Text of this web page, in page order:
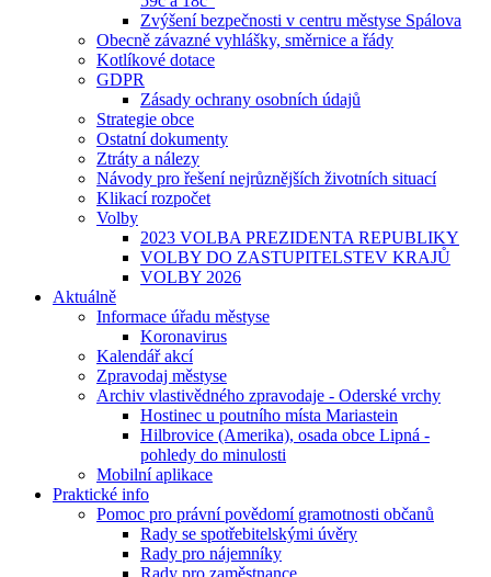
Zvýšení bezpečnosti v centru městyse Spálova
Obecně závazné vyhlášky, směrnice a řády
Kotlíkové dotace
GDPR
Zásady ochrany osobních údajů
Strategie obce
Ostatní dokumenty
Ztráty a nálezy
Návody pro řešení nejrůznějších životních situací
Klikací rozpočet
Volby
2023 VOLBA PREZIDENTA REPUBLIKY
VOLBY DO ZASTUPITELSTEV KRAJŮ
VOLBY 2026
Aktuálně
Informace úřadu městyse
Koronavirus
Kalendář akcí
Zpravodaj městyse
Archiv vlastivědného zpravodaje - Oderské vrchy
Hostinec u poutního místa Mariastein
Hilbrovice (Amerika), osada obce Lipná -
pohledy do minulosti
Mobilní aplikace
Praktické info
Pomoc pro právní povědomí gramotnosti občanů
Rady se spotřebitelskými úvěry
Rady pro nájemníky
Rady pro zaměstnance